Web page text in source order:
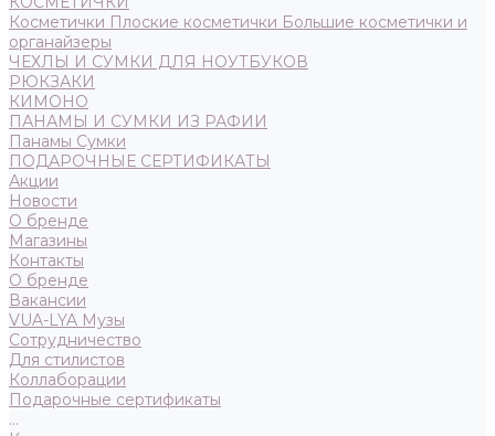
Косметички Плоские косметички Большие косметички и
органайзеры
ЧЕХЛЫ И СУМКИ ДЛЯ НОУТБУКОВ
РЮКЗАКИ
КИМОНО
ПАНАМЫ И СУМКИ ИЗ РАФИИ
Панамы Сумки
ПОДАРОЧНЫЕ СЕРТИФИКАТЫ
Акции
Новости
О бренде
Магазины
Контакты
О бренде
Вакансии
VUA-LYA Музы
Сотрудничество
Для стилистов
Коллаборации
Подарочные сертификаты
...